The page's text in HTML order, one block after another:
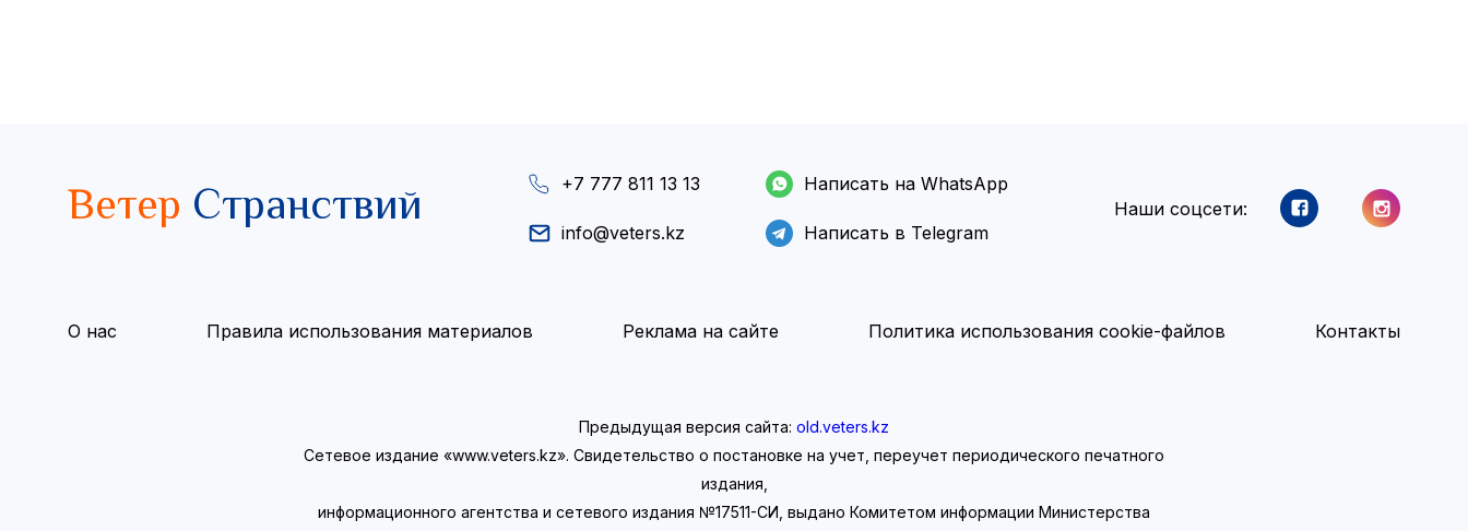
Ветер Странствий +7 777 811 13 13
info@veters.kz
Написать на WhatsApp
Написать в Telegram
Наши соцсети:
О нас Правила использования материалов Реклама на сайте Политика использования cookie-файлов Контакты
Предыдущая версия сайта: old.veters.kz
Сетевое издание «www.veters.kz». Свидетельство о постановке на учет, переучет периодического печатного
издания,
информационного агентства и сетевого издания №17511-СИ, выдано Комитетом информации Министерства